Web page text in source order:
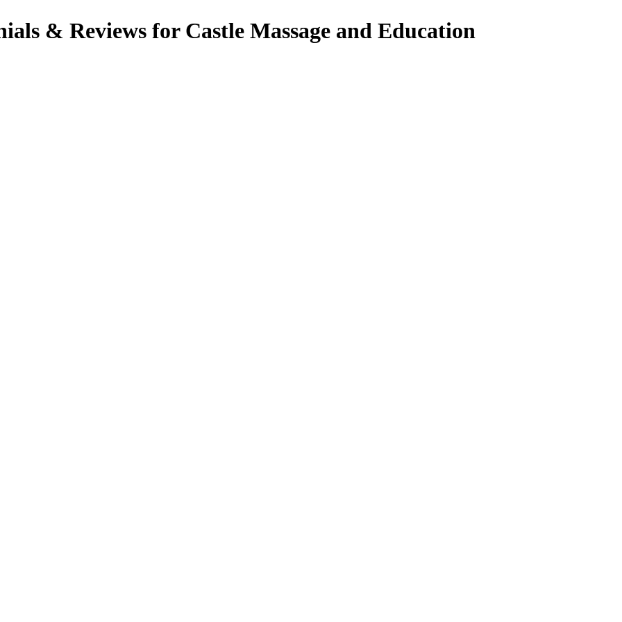
& Reviews for Castle Massage and Education